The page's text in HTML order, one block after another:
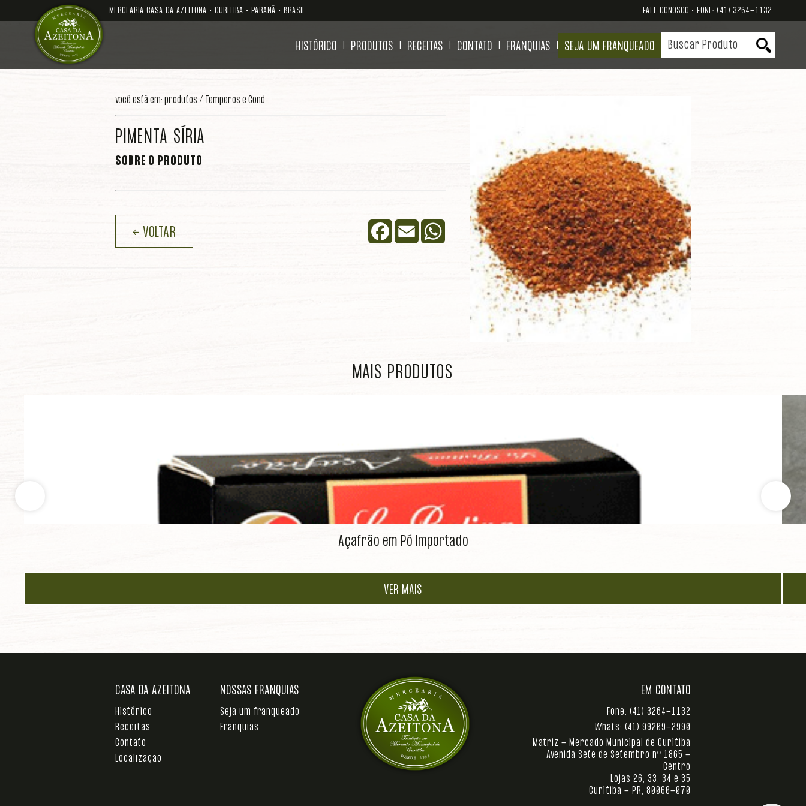
MERCEARIA CASA DA AZEITONA • CURITIBA • PARANÁ • BRASIL FALE CONOSCO • FONE: (41) 3264-1132
HISTÓRICO PRODUTOS RECEITAS CONTATO FRANQUIAS SEJA UM FRANQUEADO
você está em: produtos / Temperos e Cond.
PIMENTA SÍRIA
SOBRE O PRODUTO
← VOLTAR
FacebookEmail WhatsApp
MAIS PRODUTOS
Açafrão em Pó Importado
VER MAIS
CASA DA AZEITONA
Histórico
Receitas
Contato
Localização
NOSSAS FRANQUIAS
Seja um franqueado
Franquias
EM CONTATO
Fone: (41) 3264-1132
Whats: (41) 99209-2990
Matriz - Mercado Municipal de Curitiba
Avenida Sete de Setembro nº 1865 -
Centro
Lojas 26, 33, 34 e 35
Curitiba - PR, 80060-070